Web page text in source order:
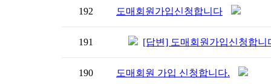
192 도매회원가입신청합니다
191 [답변] 도매회원가입신청합니
190 도매회원 가입 신청합니다.